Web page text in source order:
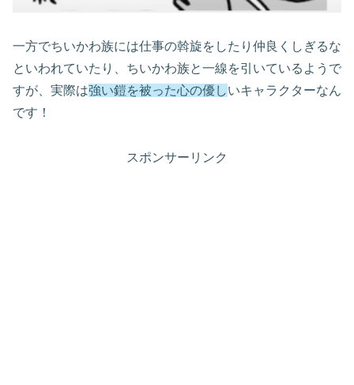
一方でちいかわ族には仕事の斡旋をしたり仲良くしぎるな
といわれていたり、ちいかわ族と一線を引いているようで
すが、実際は強い鎧を被った心の優しいキャラクターなん
です！
スポンサーリンク